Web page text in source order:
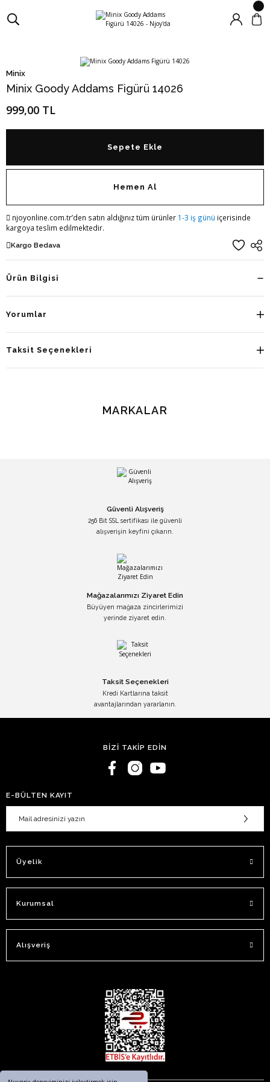
Minix
Minix Goody Addams Figürü 14026
999,00 TL
Sepete Ekle
Hemen Al
njoyonline.com.tr’den satın aldığınız tüm ürünler 1-3 iş günü içerisinde
kargoya teslim edilmektedir.
Kargo Bedava
Ürün Bilgisi
Yorumlar
Taksit Seçenekleri
MARKALAR
Güvenli Alışveriş
256 Bit SSL sertifikası ile güvenli
alışverişin keyfini çıkarın.
Mağazalarımızı Ziyaret Edin
Büyüyen mağaza zincirlerimizi
yerinde ziyaret edin.
Taksit Seçenekleri
Kredi Kartlarına taksit
avantajlarından yararlanın.
BİZİ TAKİP EDİN
E-BÜLTEN KAYIT
Üyelik
Kurumsal
Alışveriş